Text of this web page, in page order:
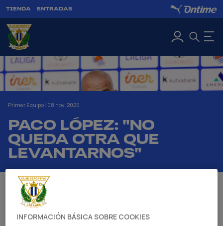
TIENDA ENTRADAS
Primer Equipo | 08 nov. 2025
PACO LÓPEZ: "NO
QUEDA OTRA QUE
LEVANTARNOS"
INFORMACIÓN BÁSICA SOBRE COOKIES